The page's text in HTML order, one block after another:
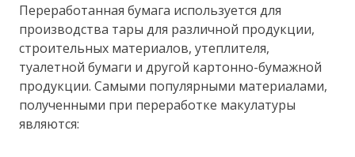
Переработанная бумага используется для
производства тары для различной продукции,
строительных материалов, утеплителя,
туалетной бумаги и другой картонно-бумажной
продукции. Самыми популярными материалами,
полученными при переработке макулатуры
являются: